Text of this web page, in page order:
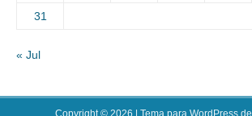
31
« Jul
Copyright © 2026 | Tema para WordPress de